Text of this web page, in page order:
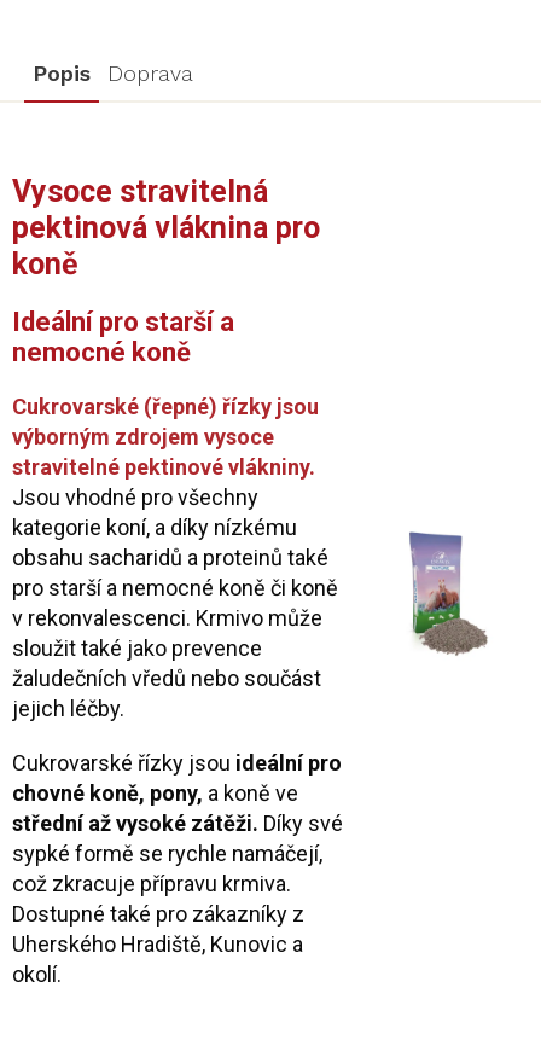
Popis Doprava
Vysoce stravitelná
pektinová vláknina pro
koně
Ideální pro starší a
nemocné koně
Cukrovarské (řepné) řízky jsou
výborným zdrojem vysoce
stravitelné pektinové vlákniny.
Jsou vhodné pro všechny
kategorie koní, a díky nízkému
obsahu sacharidů a proteinů také
pro starší a nemocné koně či koně
v rekonvalescenci. Krmivo může
sloužit také jako prevence
žaludečních vředů nebo součást
jejich léčby.
Cukrovarské řízky jsou ideální pro
chovné koně, pony, a koně ve
střední až vysoké zátěži. Díky své
sypké formě se rychle namáčejí,
což zkracuje přípravu krmiva.
Dostupné také pro zákazníky z
Uherského Hradiště, Kunovic a
okolí.